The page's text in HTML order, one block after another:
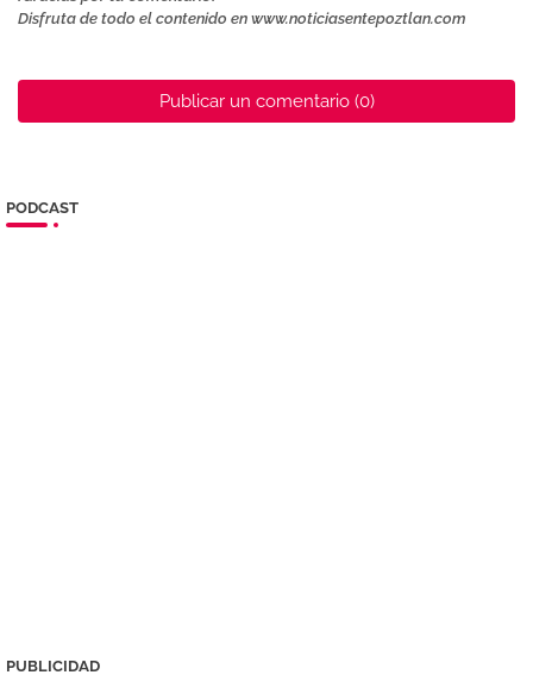
Disfruta de todo el contenido en www.noticiasentepoztlan.com
Publicar un comentario (0)
PODCAST
PUBLICIDAD